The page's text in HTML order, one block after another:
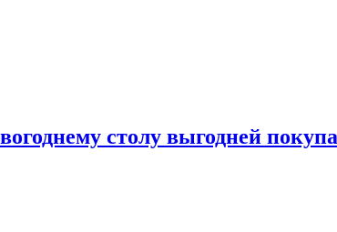
столу выгодней